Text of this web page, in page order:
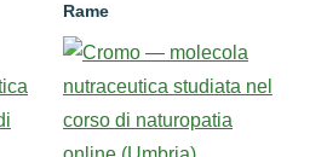
Rame